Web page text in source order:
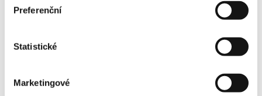
Preferenční
Statistické
Marketingové